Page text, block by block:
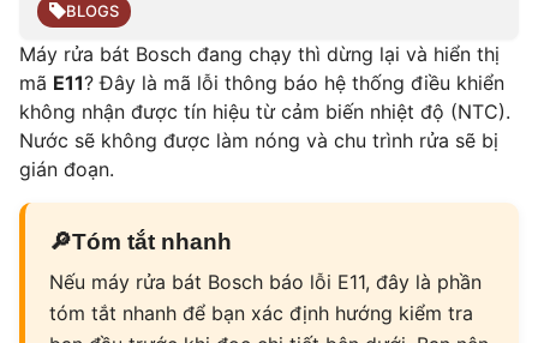
BLOGS
Máy rửa bát Bosch đang chạy thì dừng lại và hiển thị
mã E11? Đây là mã lỗi thông báo hệ thống điều khiển
không nhận được tín hiệu từ cảm biến nhiệt độ (NTC).
Nước sẽ không được làm nóng và chu trình rửa sẽ bị
gián đoạn.
🔎Tóm tắt nhanh
Nếu máy rửa bát Bosch báo lỗi E11, đây là phần
tóm tắt nhanh để bạn xác định hướng kiểm tra